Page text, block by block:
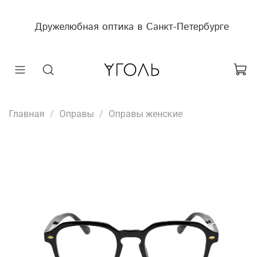
Дружелюбная оптика в Санкт-Петербурге
Главная Оправы Оправы женские